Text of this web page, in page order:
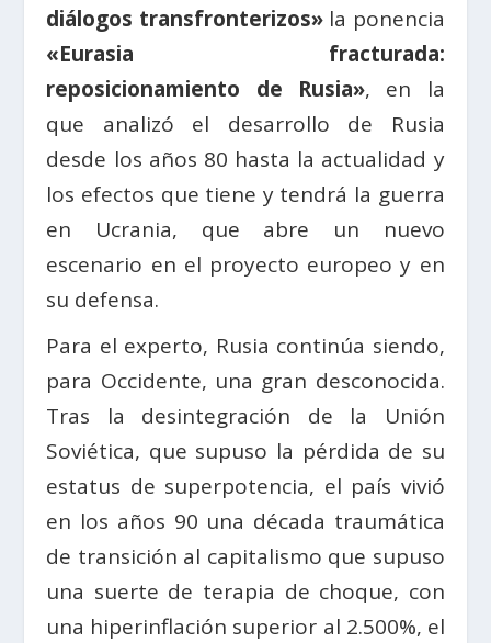
diálogos transfronterizos» la ponencia
«Eurasia fracturada:
reposicionamiento de Rusia», en la
que analizó el desarrollo de Rusia
desde los años 80 hasta la actualidad y
los efectos que tiene y tendrá la guerra
en Ucrania, que abre un nuevo
escenario en el proyecto europeo y en
su defensa.
Para el experto, Rusia continúa siendo,
para Occidente, una gran desconocida.
Tras la desintegración de la Unión
Soviética, que supuso la pérdida de su
estatus de superpotencia, el país vivió
en los años 90 una década traumática
de transición al capitalismo que supuso
una suerte de terapia de choque, con
una hiperinflación superior al 2.500%, el